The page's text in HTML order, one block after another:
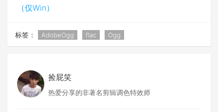
（仅Win）
标签： AdobeOgg flac Ogg
捡屁笑
热爱分享的非著名剪辑调色特效师